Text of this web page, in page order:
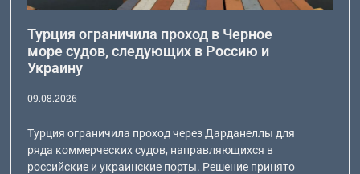
Турция ограничила проход в Черное
море судов, следующих в Россию и
Украину
09.08.2026
Турция ограничила проход через Дарданеллы для
ряда коммерческих судов, направляющихся в
российские и украинские порты. Решение принято